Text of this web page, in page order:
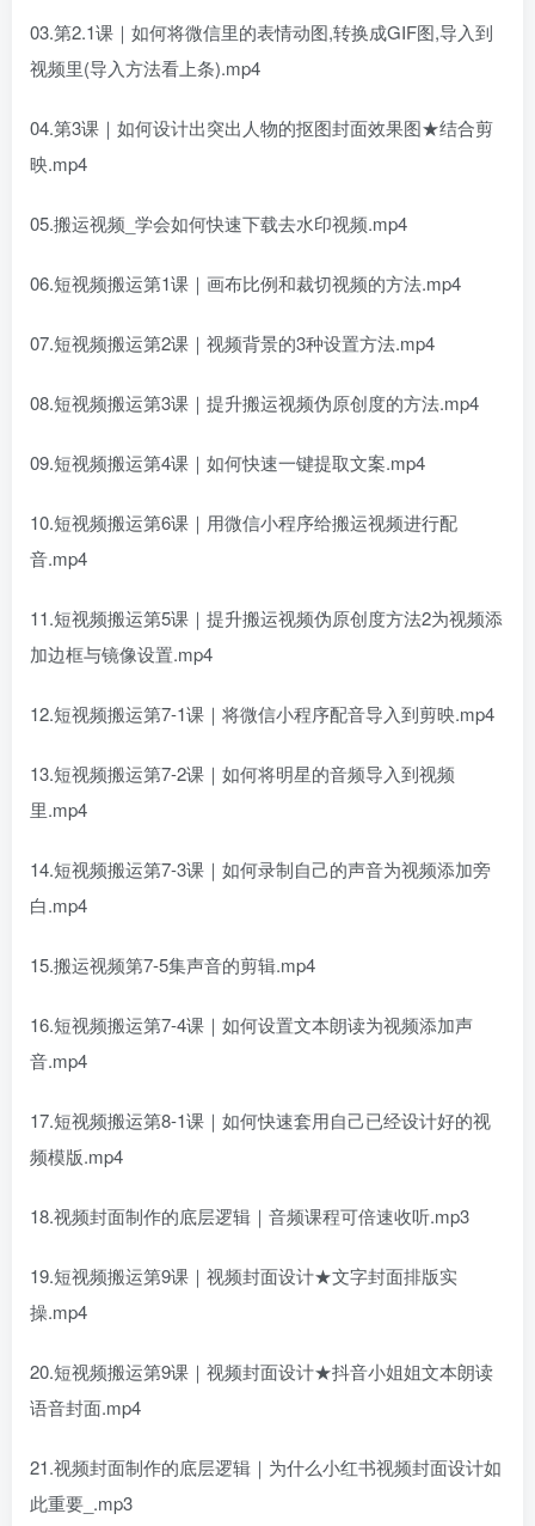
03.第2.1课｜如何将微信里的表情动图,转换成GIF图,导入到
视频里(导入方法看上条).mp4
04.第3课｜如何设计出突出人物的抠图封面效果图★结合剪
映.mp4
05.搬运视频_学会如何快速下载去水印视频.mp4
06.短视频搬运第1课｜画布比例和裁切视频的方法.mp4
07.短视频搬运第2课｜视频背景的3种设置方法.mp4
08.短视频搬运第3课｜提升搬运视频伪原创度的方法.mp4
09.短视频搬运第4课｜如何快速一键提取文案.mp4
10.短视频搬运第6课｜用微信小程序给搬运视频进行配
音.mp4
11.短视频搬运第5课｜提升搬运视频伪原创度方法2为视频添
加边框与镜像设置.mp4
12.短视频搬运第7-1课｜将微信小程序配音导入到剪映.mp4
13.短视频搬运第7-2课｜如何将明星的音频导入到视频
里.mp4
14.短视频搬运第7-3课｜如何录制自己的声音为视频添加旁
白.mp4
15.搬运视频第7-5集声音的剪辑.mp4
16.短视频搬运第7-4课｜如何设置文本朗读为视频添加声
音.mp4
17.短视频搬运第8-1课｜如何快速套用自己已经设计好的视
频模版.mp4
18.视频封面制作的底层逻辑｜音频课程可倍速收听.mp3
19.短视频搬运第9课｜视频封面设计★文字封面排版实
操.mp4
20.短视频搬运第9课｜视频封面设计★抖音小姐姐文本朗读
语音封面.mp4
21.视频封面制作的底层逻辑｜为什么小红书视频封面设计如
此重要_.mp3